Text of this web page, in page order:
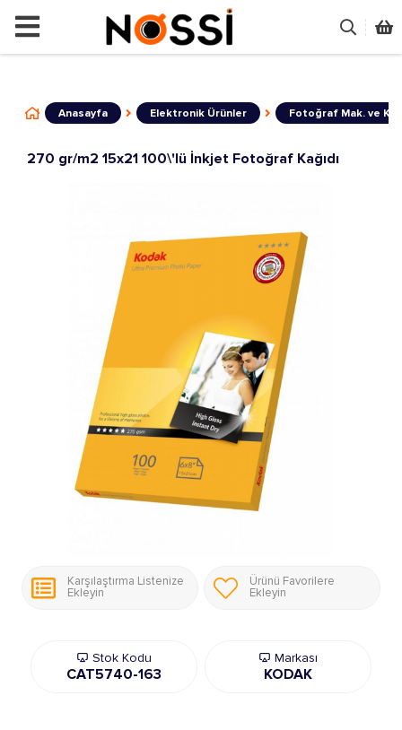
ÜRÜNLERİN TAMAMI DEMODUR
Anasayfa Elektronik Ürünler Fotoğraf Mak. ve
270 gr/m2 15x21 100\'lü İnkjet Fotoğraf Kağıdı
Karşılaştırma Listenize
Ekleyin
Ürünü Favorilere
Ekleyin
Stok Kodu
CAT5740-163
Markası
KODAK